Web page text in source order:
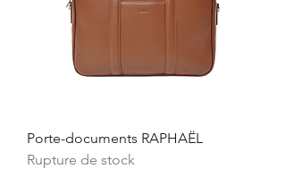
Porte-documents RAPHAËL
Rupture de stock